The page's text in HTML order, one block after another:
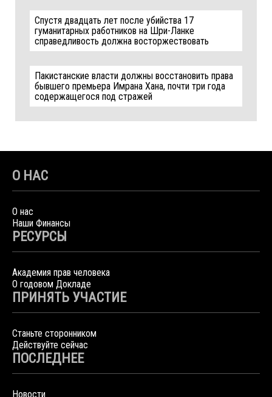
Спустя двадцать лет после убийства 17
гуманитарных работников на Шри-Ланке
справедливость должна восторжествовать
Пакистанские власти должны восстановить права
бывшего премьера Имрана Хана, почти три года
содержащегося под стражей
О НАС
О нас
Наши Финансы
РЕСУРСЫ
Академия прав человека
О годовом Докладе
ПРИНЯТЬ УЧАСТИЕ
Станьте сторонником
Действуйте сейчас
ПОСЛЕДНЕЕ
Новости